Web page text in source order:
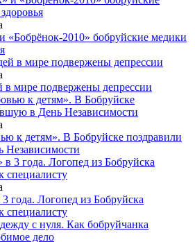
«Бобрёнок-2010» бобруйские медики
в мире подвержены депрессии
к детям». В Бобруйске поздравили
года. Логопед из Бобруйска
специалисту